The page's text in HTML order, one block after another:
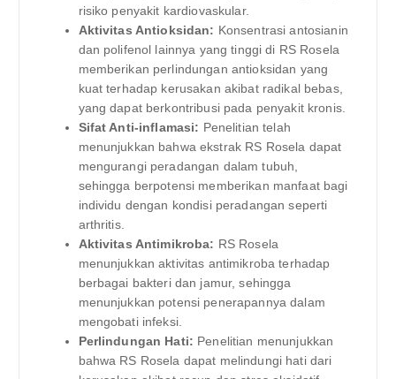
risiko penyakit kardiovaskular.
Aktivitas Antioksidan: Konsentrasi antosianin
dan polifenol lainnya yang tinggi di RS Rosela
memberikan perlindungan antioksidan yang
kuat terhadap kerusakan akibat radikal bebas,
yang dapat berkontribusi pada penyakit kronis.
Sifat Anti-inflamasi: Penelitian telah
menunjukkan bahwa ekstrak RS Rosela dapat
mengurangi peradangan dalam tubuh,
sehingga berpotensi memberikan manfaat bagi
individu dengan kondisi peradangan seperti
arthritis.
Aktivitas Antimikroba: RS Rosela
menunjukkan aktivitas antimikroba terhadap
berbagai bakteri dan jamur, sehingga
menunjukkan potensi penerapannya dalam
mengobati infeksi.
Perlindungan Hati: Penelitian menunjukkan
bahwa RS Rosela dapat melindungi hati dari